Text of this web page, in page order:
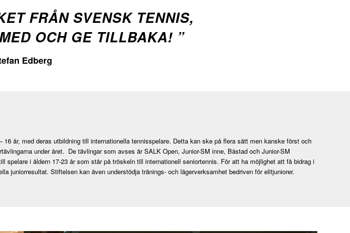
FRÅN SVENSK TENNIS,
OCH GE TILLBAKA! ”
Edberg
år, med deras utbildning till internationella tennisspelare. Detta kan ske på flera sätt men kanske först och
under året. De tävlingar som avses är SALK Open, Junior-SM inne, Båstad och Junior-SM
i åldern 17-23 år som står på tröskeln till internationell seniortennis. För att ha möjlighet att få bidrag i
juniorresultat. Stiftelsen kan även understödja tränings- och lägerverksamhet bedriven för elitjuniorer.